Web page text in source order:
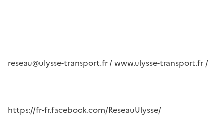
reseau@ulysse-transport.fr /www.ulysse-transport.fr /
https://fr-fr.facebook.com/ReseauUlysse/